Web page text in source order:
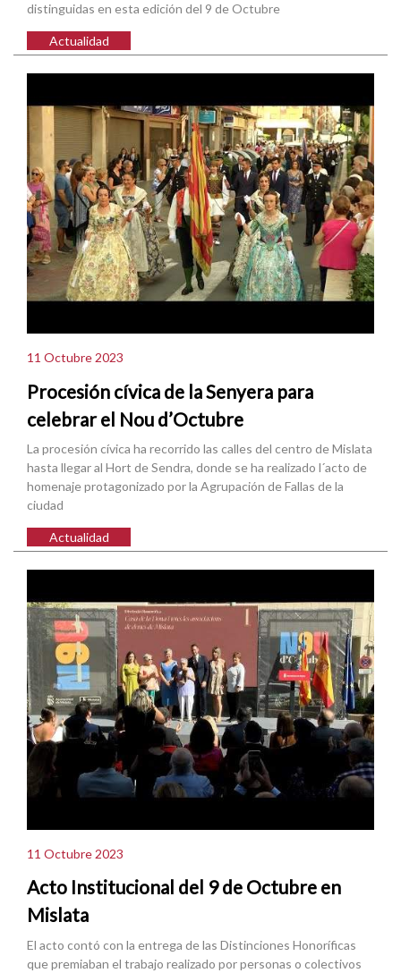
distinguidas en esta edición del 9 de Octubre
Actualidad
11 Octubre 2023
Procesión cívica de la Senyera para
celebrar el Nou d’Octubre
La procesión cívica ha recorrido las calles del centro de Mislata
hasta llegar al Hort de Sendra, donde se ha realizado l´acto de
homenaje protagonizado por la Agrupación de Fallas de la
ciudad
Actualidad
11 Octubre 2023
Acto Institucional del 9 de Octubre en
Mislata
El acto contó con la entrega de las Distinciones Honoríficas
que premiaban el trabajo realizado por personas o colectivos